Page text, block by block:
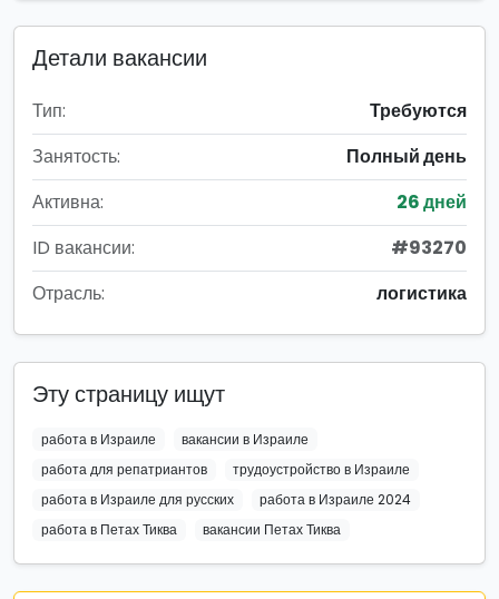
Детали вакансии
Тип:
Требуются
Занятость:
Полный день
Активна:
26 дней
ID вакансии:
#93270
Отрасль:
логистика
Эту страницу ищут
работа в Израиле
вакансии в Израиле
работа для репатриантов
трудоустройство в Израиле
работа в Израиле для русских
работа в Израиле 2024
работа в Петах Тиква
вакансии Петах Тиква